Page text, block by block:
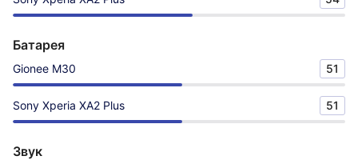
Батарея
Gionee M30 51
Sony Xperia XA2 Plus 51
Звук